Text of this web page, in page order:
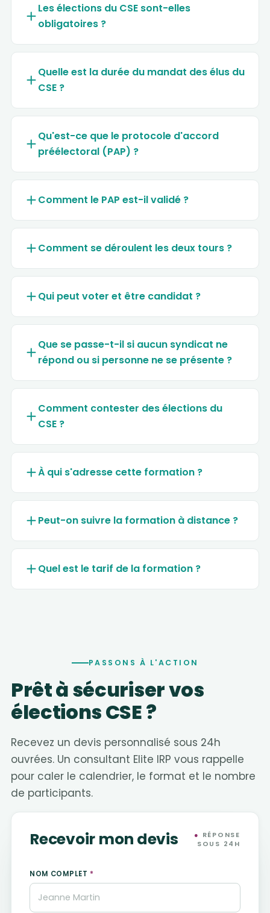
Les élections du CSE sont-elles
obligatoires ?
Quelle est la durée du mandat des élus du
CSE ?
Qu'est-ce que le protocole d'accord
préélectoral (PAP) ?
Comment le PAP est-il validé ?
Comment se déroulent les deux tours ?
Qui peut voter et être candidat ?
Que se passe-t-il si aucun syndicat ne
répond ou si personne ne se présente ?
Comment contester des élections du
CSE ?
À qui s'adresse cette formation ?
Peut-on suivre la formation à distance ?
Quel est le tarif de la formation ?
PASSONS À L'ACTION
Prêt à sécuriser vos
élections CSE ?
Recevez un devis personnalisé sous 24h
ouvrées. Un consultant Elite IRP vous rappelle
pour caler le calendrier, le format et le nombre
de participants.
Recevoir mon devis ● RÉPONSE
SOUS 24H
NOM COMPLET *